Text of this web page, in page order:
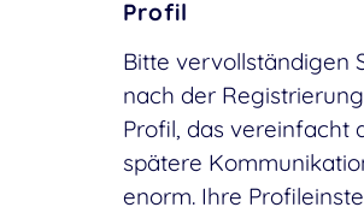
Profil
Bitte vervollständigen
nach der
Profil, das vereinfacht
spätere
enorm. Ihre